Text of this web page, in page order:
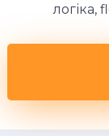
логіка,